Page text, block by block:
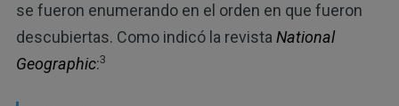
se fueron enumerando en el orden en que fueron
descubiertas. Como indicó la revista National
Geographic:3